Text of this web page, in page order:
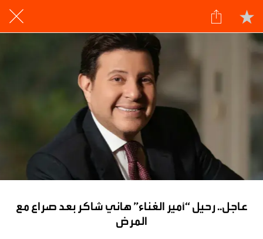
عاجل.. رحيل “أمير الغناء” هاني شاكر بعد صراع مع
المرض